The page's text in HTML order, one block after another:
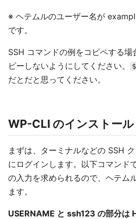
※ ヘテムルのユーザー名が
です。
SSH コマンドの例をコピペする場
ピーしないようにしてください。
だとだと思ってください。
WP-CLI のインストール
まずは、ターミナルなどの SSH
にログインします。以下コマンド
の入力を求められるので、ヘテム
ます。
USERNAME と ssh123 の部分は